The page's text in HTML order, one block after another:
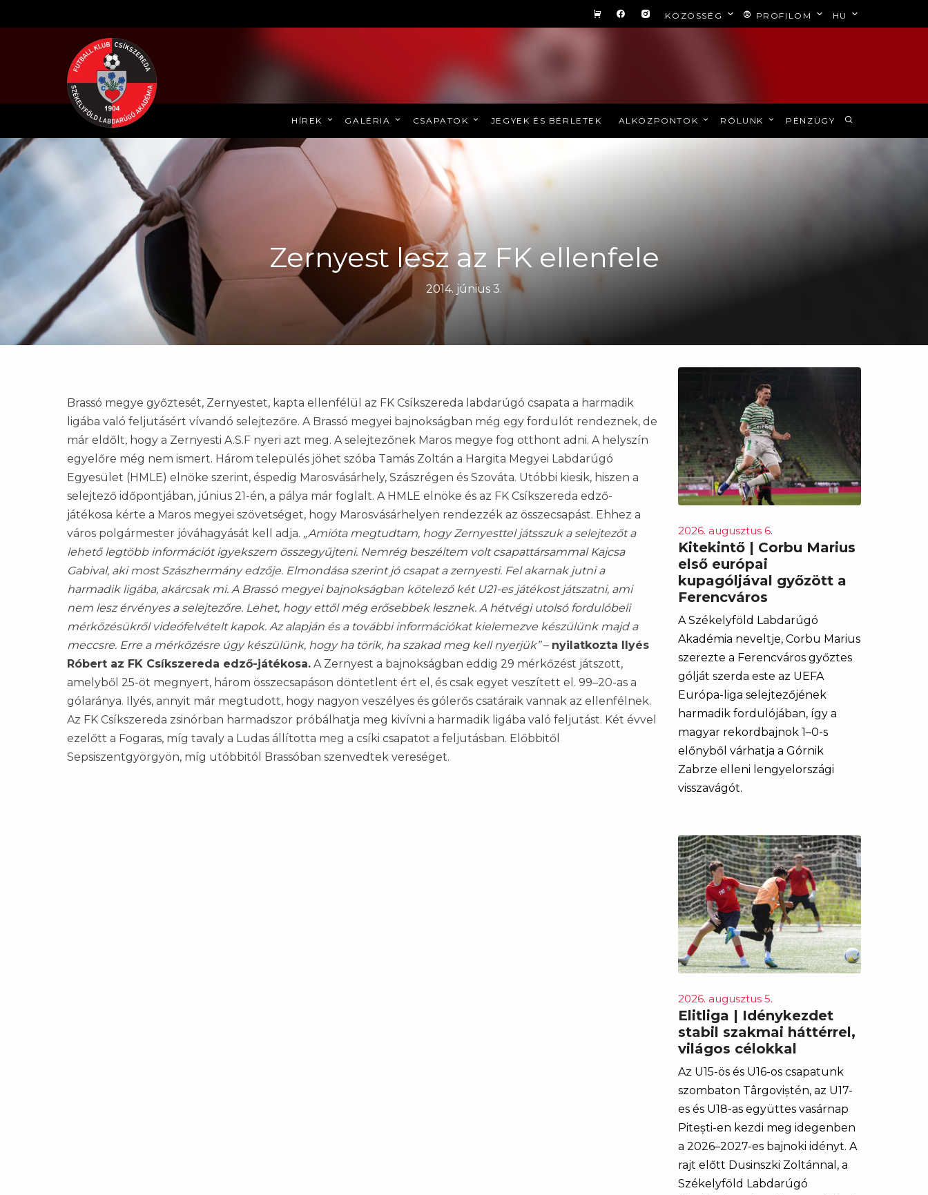
KÖZÖSSÉG PROFILOM HU
HÍREK GALÉRIA CSAPATOK JEGYEK ÉS BÉRLETEK ALKÖZPONTOK RÓLUNK PÉNZÜGY
Zernyest lesz az FK ellenfele
2014. június 3.
Brassó megye győztesét, Zernyestet, kapta ellenfélül az FK Csíkszereda labdarúgó csapata a harmadik
ligába való feljutásért vívandó selejtezőre. A Brassó megyei bajnokságban még egy fordulót rendeznek, de
már eldőlt, hogy a Zernyesti A.S.F nyeri azt meg. A selejtezőnek Maros megye fog otthont adni. A helyszín
egyelőre még nem ismert. Három település jöhet szóba Tamás Zoltán a Hargita Megyei Labdarúgó
Egyesület (HMLE) elnöke szerint, éspedig Marosvásárhely, Szászrégen és Szováta. Utóbbi kiesik, hiszen a
selejtező időpontjában, június 21-én, a pálya már foglalt. A HMLE elnöke és az FK Csíkszereda edző-
játékosa kérte a Maros megyei szövetséget, hogy Marosvásárhelyen rendezzék az összecsapást. Ehhez a
város polgármester jóváhagyását kell adja. „Amióta megtudtam, hogy Zernyesttel játsszuk a selejtezőt a
lehető legtöbb információt igyekszem összegyűjteni. Nemrég beszéltem volt csapattársammal Kajcsa
Gabival, aki most Szászhermány edzője. Elmondása szerint jó csapat a zernyesti. Fel akarnak jutni a
harmadik ligába, akárcsak mi. A Brassó megyei bajnokságban kötelező két U21-es játékost játszatni, ami
nem lesz érvényes a selejtezőre. Lehet, hogy ettől még erősebbek lesznek. A hétvégi utolsó fordulóbeli
mérkőzésükről videófelvételt kapok. Az alapján és a további információkat kielemezve készülünk majd a
meccsre. Erre a mérkőzésre úgy készülünk, hogy ha törik, ha szakad meg kell nyerjük”– nyilatkozta Ilyés
Róbert az FK Csíkszereda edző-játékosa. A Zernyest a bajnokságban eddig 29 mérkőzést játszott,
amelyből 25-öt megnyert, három összecsapáson döntetlent ért el, és csak egyet veszített el. 99–20-as a
gólaránya. Ilyés, annyit már megtudott, hogy nagyon veszélyes és gólerős csatáraik vannak az ellenfélnek.
Az FK Csíkszereda zsinórban harmadszor próbálhatja meg kivívni a harmadik ligába való feljutást. Két évvel
ezelőtt a Fogaras, míg tavaly a Ludas állította meg a csíki csapatot a feljutásban. Előbbitől
Sepsiszentgyörgyön, míg utóbbitól Brassóban szenvedtek vereséget.
2026. augusztus 6.
Kitekintő | Corbu Marius
első európai
kupagóljával győzött a
Ferencváros
A Székelyföld Labdarúgó
Akadémia neveltje, Corbu Marius
szerezte a Ferencváros győztes
gólját szerda este az UEFA
Európa-liga selejtezőjének
harmadik fordulójában, így a
magyar rekordbajnok 1–0-s
előnyből várhatja a Górnik
Zabrze elleni lengyelországi
visszavágót.
2026. augusztus 5.
Elitliga | Idénykezdet
stabil szakmai háttérrel,
világos célokkal
Az U15-ös és U16-os csapatunk
szombaton Târgoviștén, az U17-
es és U18-as együttes vasárnap
Pitești-en kezdi meg idegenben
a 2026–2027-es bajnoki idényt. A
rajt előtt Dusinszki Zoltánnal, a
Székelyföld Labdarúgó